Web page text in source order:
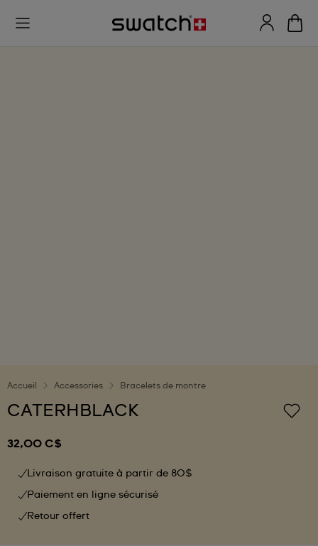
Accueil Accessories Bracelets de montre
CATERHBLACK
32,00 C$
Livraison gratuite à partir de 80$
Paiement en ligne sécurisé
Retour offert